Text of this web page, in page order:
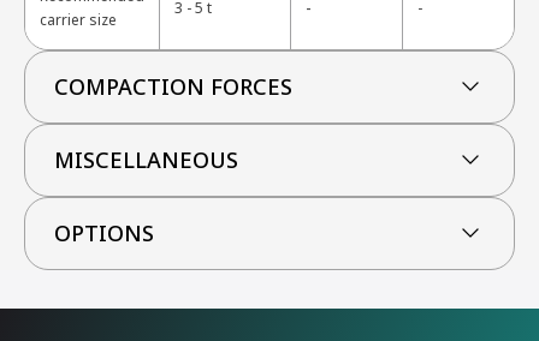
carrier size
3 - 5 t - -
COMPACTION FORCES
MISCELLANEOUS
OPTIONS